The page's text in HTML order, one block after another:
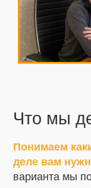
Что мы
Понимаем
деле вам
варианта мы